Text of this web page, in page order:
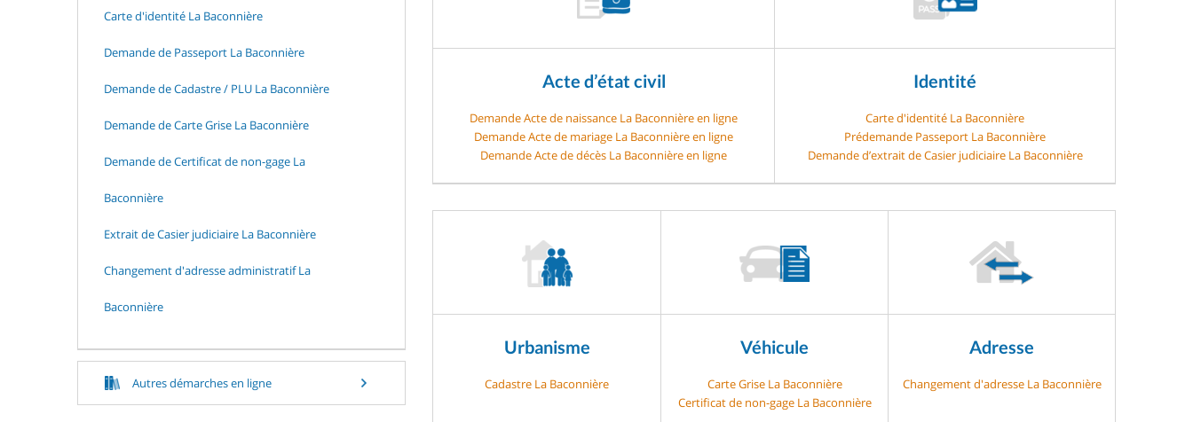
Carte d'identité La Baconnière
Demande de Passeport La Baconnière
Demande de Cadastre / PLU La Baconnière
Demande de Carte Grise La Baconnière
Demande de Certificat de non-gage La
Baconnière
Extrait de Casier judiciaire La Baconnière
Changement d'adresse administratif La
Baconnière
Autres démarches en ligne
Acte d’état civil
Demande Acte de naissance La Baconnière en ligne
Demande Acte de mariage La Baconnière en ligne
Demande Acte de décès La Baconnière en ligne
Identité
Carte d'identité La Baconnière
Prédemande Passeport La Baconnière
Demande d’extrait de Casier judiciaire La Baconnière
Urbanisme
Cadastre La Baconnière
Véhicule
Carte Grise La Baconnière
Certificat de non-gage La Baconnière
Adresse
Changement d'adresse La Baconnière